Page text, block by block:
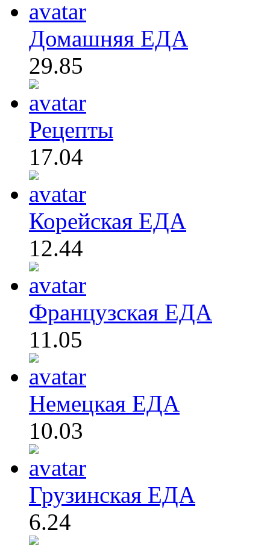
Домашняя ЕДА
29.85
Рецепты
17.04
Корейская ЕДА
12.44
Французская ЕДА
11.05
Немецкая ЕДА
10.03
Грузинская ЕДА
6.24